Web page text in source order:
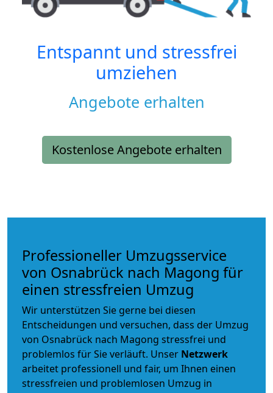
Entspannt und stressfrei
umziehen
Angebote erhalten
Kostenlose Angebote erhalten
Professioneller Umzugsservice
von Osnabrück nach Magong für
einen stressfreien Umzug
Wir unterstützen Sie gerne bei diesen
Entscheidungen und versuchen, dass der Umzug
von Osnabrück nach Magong stressfrei und
problemlos für Sie verläuft. Unser Netzwerk
arbeitet professionell und fair, um Ihnen einen
stressfreien und problemlosen Umzug in